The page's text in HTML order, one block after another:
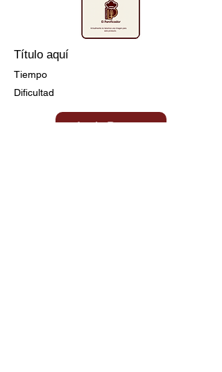
Título aquí
Tiempo
Dificultad
Ir a la Receta